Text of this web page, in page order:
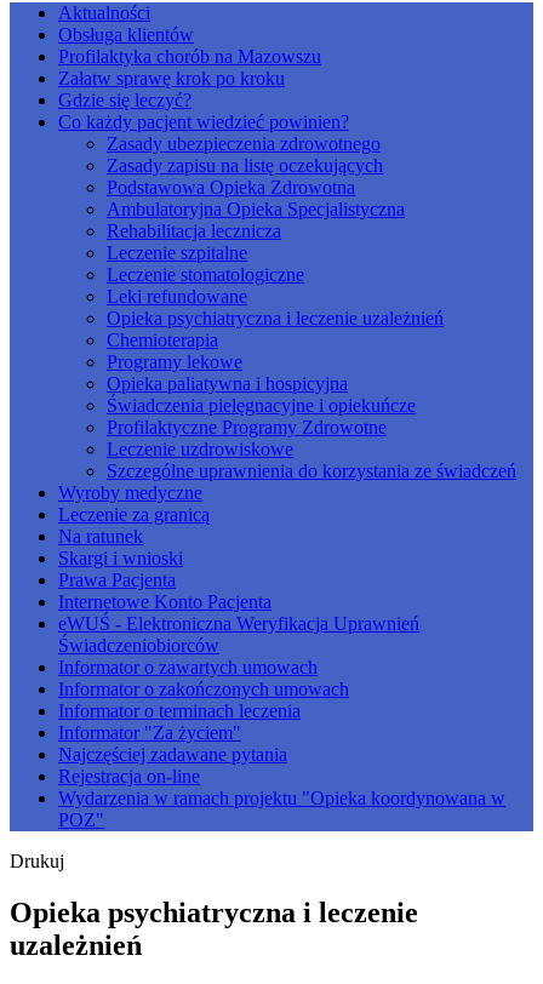
Aktualności
Obsługa klientów
Profilaktyka chorób na Mazowszu
Załatw sprawę krok po kroku
Gdzie się leczyć?
Co każdy pacjent wiedzieć powinien?
Zasady ubezpieczenia zdrowotnego
Zasady zapisu na listę oczekujących
Podstawowa Opieka Zdrowotna
Ambulatoryjna Opieka Specjalistyczna
Rehabilitacja lecznicza
Leczenie szpitalne
Leczenie stomatologiczne
Leki refundowane
Opieka psychiatryczna i leczenie uzależnień
Chemioterapia
Programy lekowe
Opieka paliatywna i hospicyjna
Świadczenia pielęgnacyjne i opiekuńcze
Profilaktyczne Programy Zdrowotne
Leczenie uzdrowiskowe
Szczególne uprawnienia do korzystania ze świadczeń
Wyroby medyczne
Leczenie za granicą
Na ratunek
Skargi i wnioski
Prawa Pacjenta
Internetowe Konto Pacjenta
eWUŚ - Elektroniczna Weryfikacja Uprawnień
Świadczeniobiorców
Informator o zawartych umowach
Informator o zakończonych umowach
Informator o terminach leczenia
Informator "Za życiem"
Najczęściej zadawane pytania
Rejestracja on-line
Wydarzenia w ramach projektu "Opieka koordynowana w
POZ"
Drukuj
Opieka psychiatryczna i leczenie
uzależnień